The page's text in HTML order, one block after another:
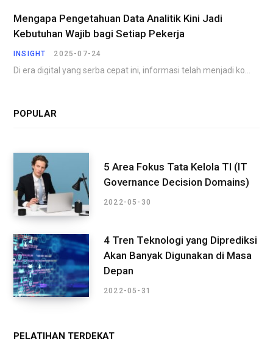
Mengapa Pengetahuan Data Analitik Kini Jadi
Kebutuhan Wajib bagi Setiap Pekerja
INSIGHT 2025-07-24
POPULAR
5 Area Fokus Tata Kelola TI (IT
Governance Decision Domains)
2022-05-30
4 Tren Teknologi yang Diprediksi
Akan Banyak Digunakan di Masa
Depan
2022-05-31
PELATIHAN TERDEKAT